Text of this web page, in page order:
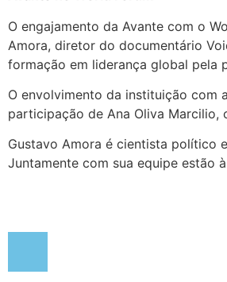
O engajamento da Avante com o
Amora, diretor do documentário
formação em liderança global pela
O envolvimento da instituição com
participação de Ana Oliva Marcilio,
Gustavo Amora é cientista político
Juntamente com sua equipe estão